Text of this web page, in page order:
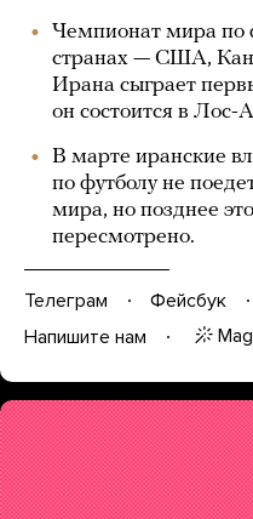
Чемпионат мира по
странах — США,
Ирана сыграет
он состоится в Лос-
В марте иранские
по футболу не
мира, но позднее
пересмотрено.
Телеграм Фейсбук
Напишите нам